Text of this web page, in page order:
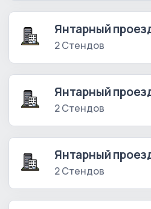
Янтарный
2 Стендов
Янтарный
2 Стендов
Янтарный
2 Стендов